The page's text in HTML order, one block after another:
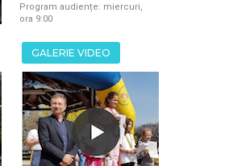
Program audiențe: miercuri,
ora 9:00
GALERIE VIDEO